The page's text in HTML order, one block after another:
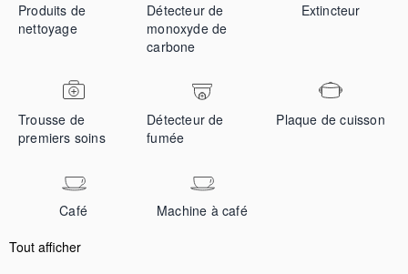
Produits de
nettoyage
Détecteur de
monoxyde de
carbone
Extincteur
Trousse de
premiers soins
Détecteur de
fumée
Plaque de cuisson
Café
Machine à café
Tout afficher